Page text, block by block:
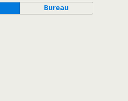
Bureau